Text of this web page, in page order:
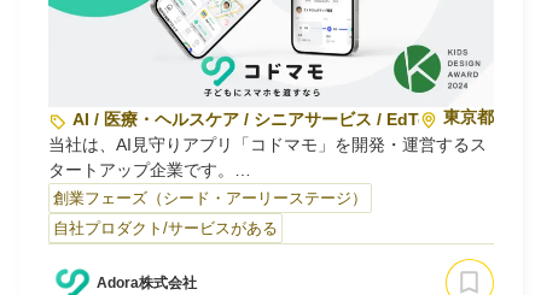
AI / 医療・ヘルスケア / シニアサービス / EdTech東京都
当社は、AI見守りアプリ「コドマモ」を開発・運営するス
タートアップ企業です。
子どもが利用するデジタルデバイス上での危険なチャット
や不適切な画像をAIで検知し、事故やトラブルを未然に防
ぐプロダクトを提供しています。
2025年9月より KDDI様の通信プランへの導入が開始さ
創業フェーズ（シード・アーリーステージ）
自社プロダクト/サービスがある
Adora株式会社